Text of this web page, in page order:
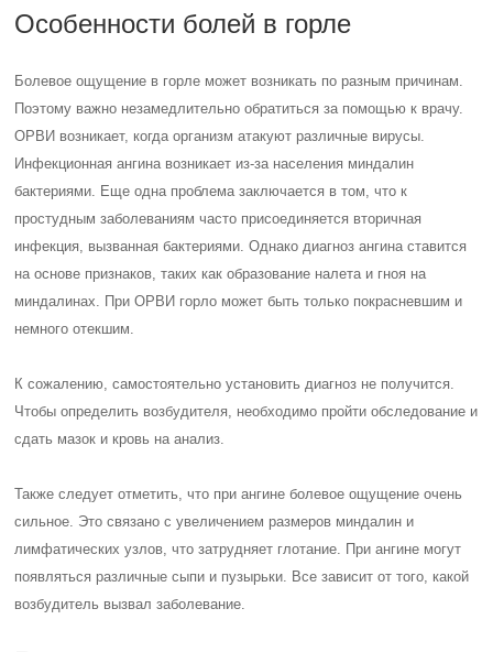
Особенности болей в горле
Болевое ощущение в горле может возникать по разным причинам.
Поэтому важно незамедлительно обратиться за помощью к врачу.
ОРВИ возникает, когда организм атакуют различные вирусы.
Инфекционная ангина возникает из-за населения миндалин
бактериями. Еще одна проблема заключается в том, что к
простудным заболеваниям часто присоединяется вторичная
инфекция, вызванная бактериями. Однако диагноз ангина ставится
на основе признаков, таких как образование налета и гноя на
миндалинах. При ОРВИ горло может быть только покрасневшим и
немного отекшим.
К сожалению, самостоятельно установить диагноз не получится.
Чтобы определить возбудителя, необходимо пройти обследование и
сдать мазок и кровь на анализ.
Также следует отметить, что при ангине болевое ощущение очень
сильное. Это связано с увеличением размеров миндалин и
лимфатических узлов, что затрудняет глотание. При ангине могут
появляться различные сыпи и пузырьки. Все зависит от того, какой
возбудитель вызвал заболевание.